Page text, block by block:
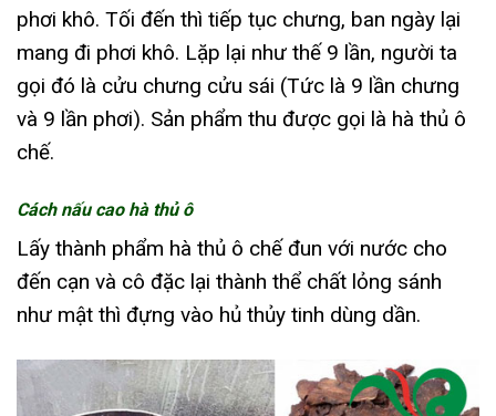
phơi khô. Tối đến thì tiếp tục chưng, ban ngày lại
mang đi phơi khô. Lặp lại như thế 9 lần, người ta
gọi đó là cửu chưng cửu sái (Tức là 9 lần chưng
và 9 lần phơi). Sản phẩm thu được gọi là hà thủ ô
chế.
Cách nấu cao hà thủ ô
Lấy thành phẩm hà thủ ô chế đun với nước cho
đến cạn và cô đặc lại thành thể chất lỏng sánh
như mật thì đựng vào hủ thủy tinh dùng dần.